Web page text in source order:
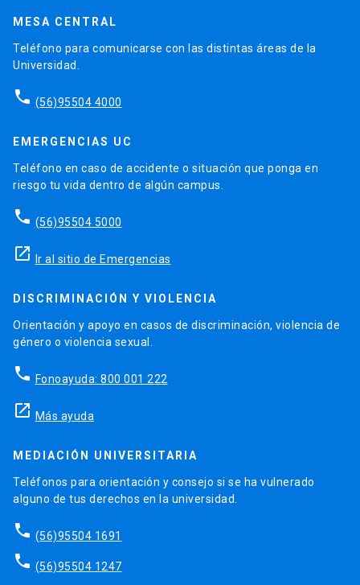
MESA CENTRAL
Teléfono para comunicarse con las distintas áreas de la
Universidad.
phone (56)95504 4000
EMERGENCIAS UC
Teléfono en caso de accidente o situación que ponga en
riesgo tu vida dentro de algún campus.
phone (56)95504 5000
launch Ir al sitio de Emergencias
DISCRIMINACIÓN Y VIOLENCIA
Orientación y apoyo en casos de discriminación, violencia de
género o violencia sexual.
phone Fonoayuda: 800 001 222
launch Más ayuda
MEDIACIÓN UNIVERSITARIA
Teléfonos para orientación y consejo si se ha vulnerado
alguno de tus derechos en la universidad.
phone (56)95504 1691
phone (56)95504 1247